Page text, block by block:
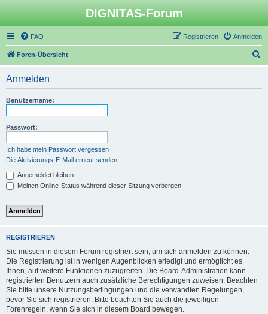
DIGNITAS-Forum
FAQ Anmelden
Registrieren
Foren-Übersicht
Anmelden
Benutzername:
Passwort:
Ich habe mein Passwort vergessen
Die Aktivierungs-E-Mail erneut senden
Angemeldet bleiben
Meinen Online-Status während dieser Sitzung verbergen
REGISTRIEREN
Sie müssen in diesem Forum registriert sein, um sich anmelden zu können.
Die Registrierung ist in wenigen Augenblicken erledigt und ermöglicht es
Ihnen, auf weitere Funktionen zuzugreifen. Die Board-Administration kann
registrierten Benutzern auch zusätzliche Berechtigungen zuweisen. Beachten
Sie bitte unsere Nutzungsbedingungen und die verwandten Regelungen,
bevor Sie sich registrieren. Bitte beachten Sie auch die jeweiligen
Forenregeln, wenn Sie sich in diesem Board bewegen.